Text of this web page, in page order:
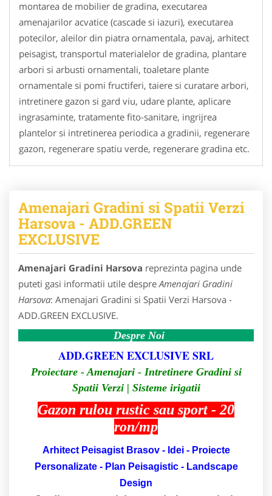
montarea de mobilier de gradina, executarea
amenajarilor acvatice (cascade si iazuri), executarea
potecilor, aleilor din piatra ornamentala, pavaj, arhitect
peisagist, transportul materialelor de gradina, plantare
arbori si arbusti ornamentali, toaletare plante
ornamentale si pomi fructiferi, taiere si curatare arbori,
intretinere gazon si gard viu, udare plante, aplicare
ingrasaminte, tratamente fito-sanitare, ingrijrea
plantelor si intretinerea periodica a gradinii, regenerare
gazon, regenerare spatiu verde, regenerare gradina etc.
Amenajari Gradini si Spatii Verzi
Harsova - ADD.GREEN
EXCLUSIVE
Amenajari Gradini Harsova reprezinta pagina unde
puteti gasi informatii utile despre Amenajari Gradini
Harsova: Amenajari Gradini si Spatii Verzi Harsova -
ADD.GREEN EXCLUSIVE.
Despre Noi
ADD.GREEN EXCLUSIVE SRL
Proiectare - Amenajari - Intretinere Gradini si
Spatii Verzi | Sisteme irigatii
Gazon rulou rustic sau sport - 20
ron/mp
Arhitect Peisagist Brasov - Idei - Proiecte
Personalizate - Plan Peisagistic - Landscape
Design